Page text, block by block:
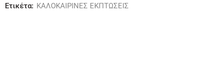
Ετικέτα: ΚΑΛΟΚΑΙΡΙΝΕΣ ΕΚΠΤΩΣΕΙΣ